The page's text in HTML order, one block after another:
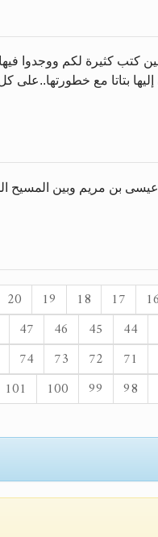
كتب كثيرة لكم ووجدوا
بتاتا مع
بن مريم وبين المسيح
16
17
18
19
20
44
45
46
47
71
72
73
74
98
99
100
101